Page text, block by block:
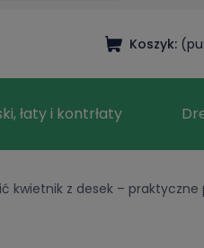
Koszyk:
łaty i kontrłaty
kwietnik z desek – praktyczne